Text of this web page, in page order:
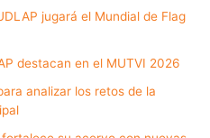
jugará el Mundial de Flag
destacan en el MUTVI 2026
analizar los retos de la